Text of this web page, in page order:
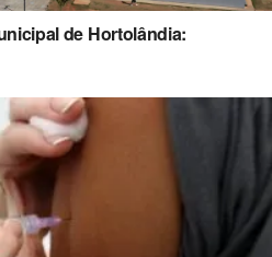
de Hortolândia: